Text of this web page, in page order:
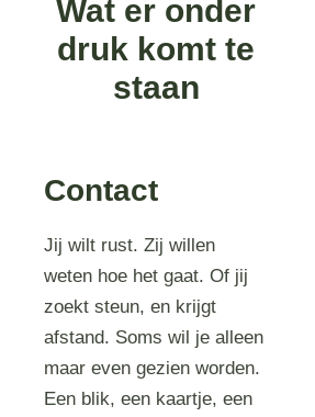
Wat er onder
druk komt te
staan
Contact
Jij wilt rust. Zij willen
weten hoe het gaat. Of jij
zoekt steun, en krijgt
afstand. Soms wil je alleen
maar even gezien worden.
Een blik, een kaartje, een